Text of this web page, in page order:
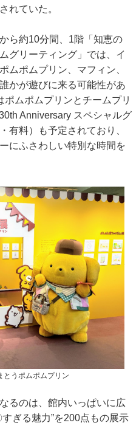
れていた。
ら約10分間、1階「知恵の
グリーティング」では、イ
ムポムプリン、マフィン、
かが遊びに来る可能性があ
ムポムプリンとチームプリ
Anniversary スペシャルグ
有料）も予定されており、
にふさわしい特別な時間を
とうポムポムプリン
るのは、館内いっぱいに広
ぎる魅力”を200点もの展示